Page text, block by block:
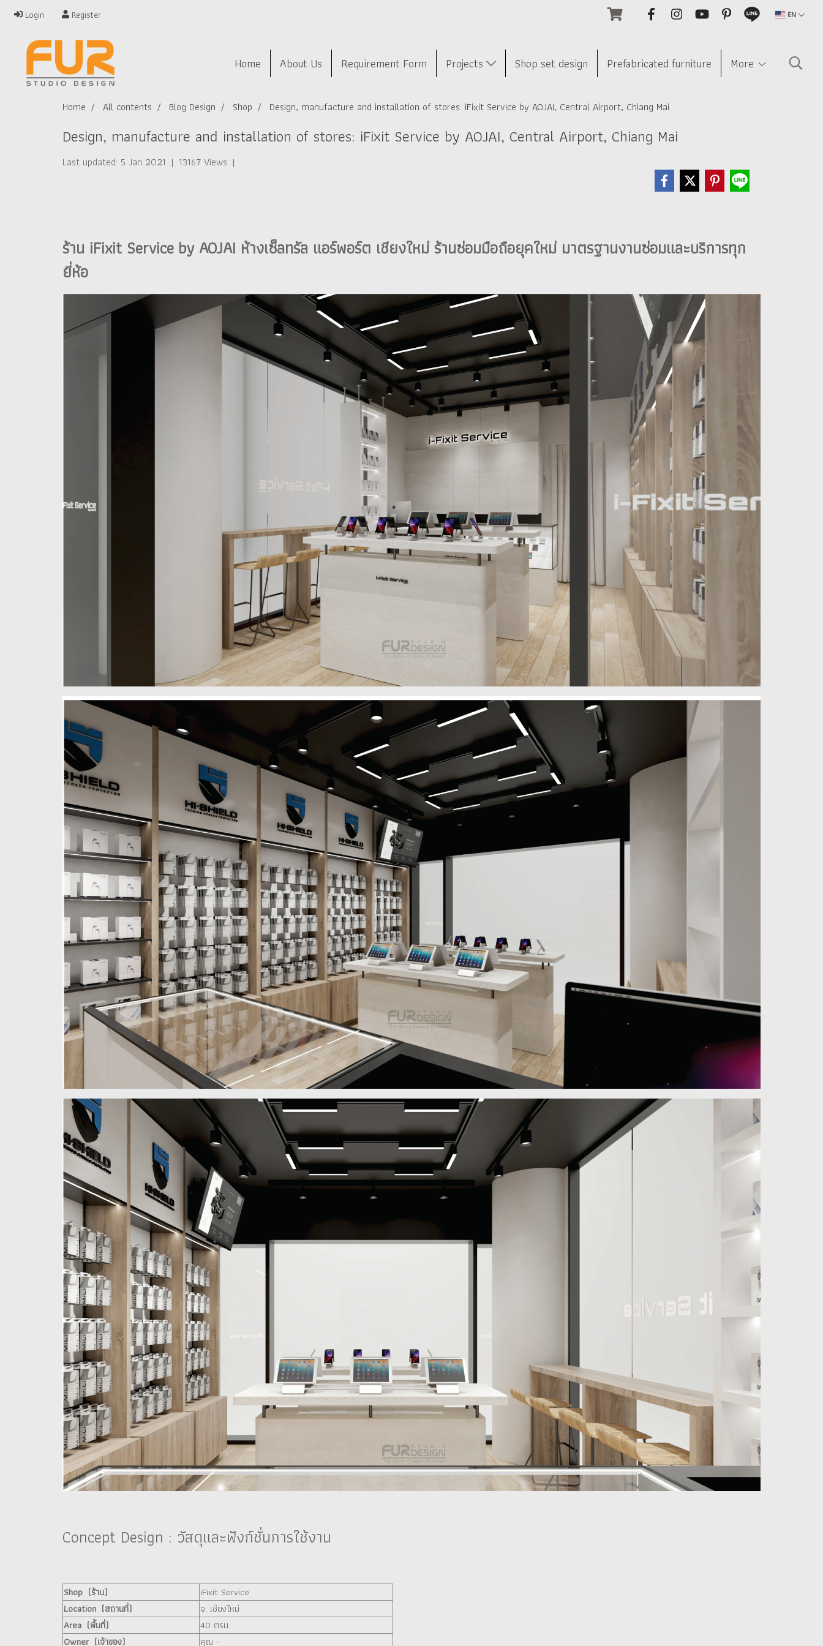
Login Register EN
Home About Us Requirement Form Projects Shop set design Prefabricated furniture More
Home All contents Blog Design Shop Design, manufacture and installation of stores: iFixit Service by AOJAI, Central Airport, Chiang Mai
Design, manufacture and installation of stores: iFixit Service by AOJAI, Central Airport, Chiang Mai
Last updated: 5 Jan 2021 | 13167 Views |
ร้าน iFixit Service by AOJAI ห้างเซ็ลทรัล แอร์พอร์ต เชียงใหม่ ร้านซ่อมมือถือยุคใหม่ มาตรฐานงานซ่อมและบริการทุก
ยี่ห้อ
Concept Design : วัสดุและฟังก์ชั่นการใช้งาน
Shop (ร้าน)
iFixit Service
Location (สถานที่)
จ. เชียงใหม่
Area (พื้นที่)
40 ตรม.
Owner (เจ้าของ)
คุณ -